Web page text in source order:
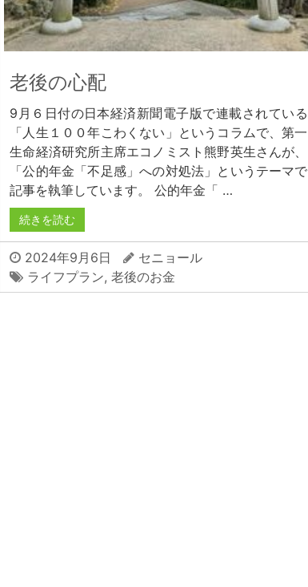
老後の心配
9月６日付の日本経済新聞電子版で連載されている
「人生１００年こわくない」というコラムで、第一
生命経済研究所主席エコノミスト熊野英生さんが、
「公的年金「不足感」への対処法」というテーマで
記事を執筆しています。 公的年金「 …
続きを読む
2024年9月6日
セニョール
ライフプラン,老後のお金